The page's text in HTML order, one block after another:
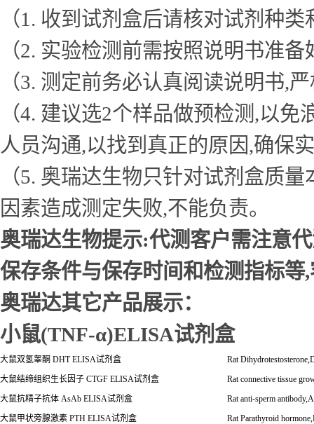
（1. 收到试剂盒后请核对试剂种
（2. 实验检测前需按照说明书准
（3. 测定前务必认真阅读说明书,
（4. 建议选2个样品做预检测,以
人员沟通,以找到真正的原因,确保
（5. 奥瑞达生物只针对试剂盒质
因素造成测定失败,不能负责。
奥瑞达生物提示:代测客户需注意
保存条件与保存时间和检测指标
奥瑞达其它产品展示：
小鼠(TNF-α)ELISA试剂盒
大鼠双氢睾酮 DHT ELISA试剂盒
Rat
大鼠结缔组织生长因子 CTGF ELISA试剂盒
Rat connective tissue
大鼠抗精子抗体 AsAb ELISA试剂盒
Rat anti-sperm
大鼠甲状旁腺激素 PTH ELISA试剂盒
Rat Parathyroid